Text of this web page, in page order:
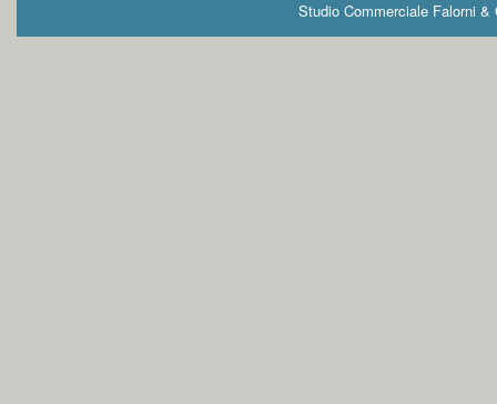
Studio Commerciale Falorni